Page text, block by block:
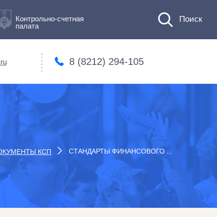
Контрольно-счетная
палата
8 (8212) 294-105
КСП СТАНДАРТЫ ФИНАНСОВОГО ...